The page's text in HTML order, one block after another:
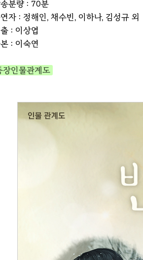
분량 : 70분
자 : 정해인, 채수빈, 이하나, 김성규 외
: 이상엽
: 이숙연
장인물관계도